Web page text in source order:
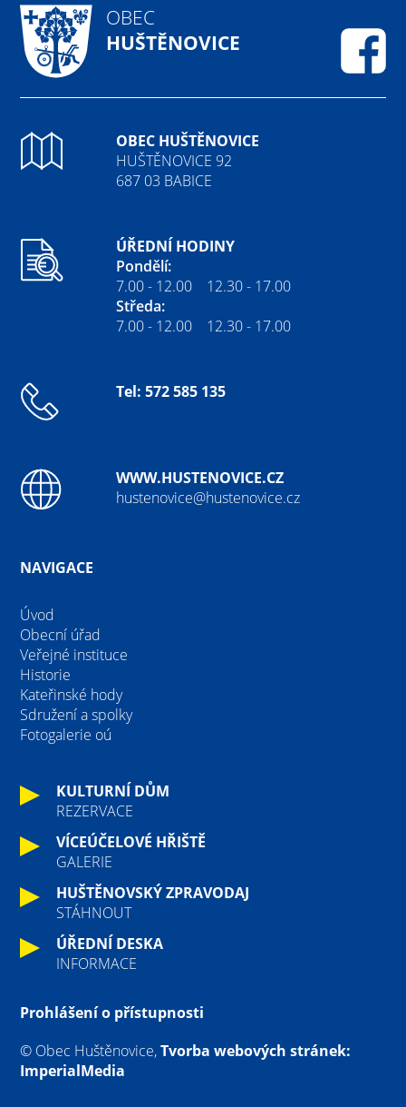
OBEC
HUŠTĚNOVICE
OBEC HUŠTĚNOVICE
HUŠTĚNOVICE 92
687 03 BABICE
ÚŘEDNÍ HODINY
Pondělí:
7.00 - 12.00 12.30 - 17.00
Středa:
7.00 - 12.00 12.30 - 17.00
Tel: 572 585 135
WWW.HUSTENOVICE.CZ
hustenovice@hustenovice.cz
NAVIGACE
Úvod
Obecní úřad
Veřejné instituce
Historie
Kateřinské hody
Sdružení a spolky
Fotogalerie oú
KULTURNÍ DŮM
REZERVACE
VÍCEÚČELOVÉ HŘIŠTĚ
GALERIE
HUŠTĚNOVSKÝ ZPRAVODAJ
STÁHNOUT
ÚŘEDNÍ DESKA
INFORMACE
© Obec Huštěnovice,Tvorba webových stránek:
ImperialMedia
Prohlášení o přístupnosti